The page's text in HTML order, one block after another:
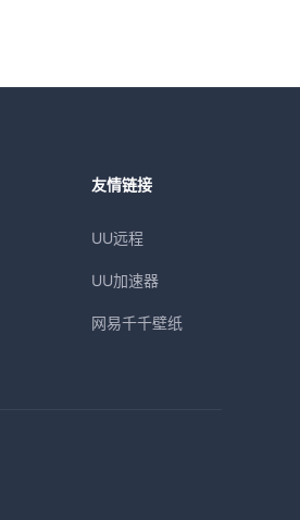
友情链接
UU远程
UU加速器
网易千千壁纸